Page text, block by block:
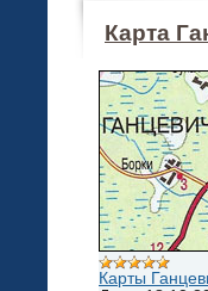
Карта
Карты